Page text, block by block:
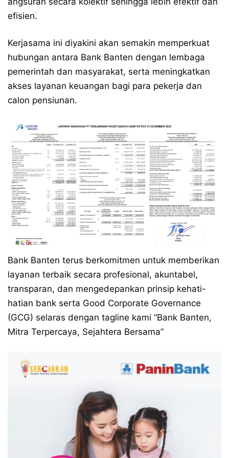
efisien.
Kerjasama ini diyakini akan semakin memperkuat
hubungan antara Bank Banten dengan lembaga
pemerintah dan masyarakat, serta meningkatkan
akses layanan keuangan bagi para pekerja dan
calon pensiunan.
Bank Banten terus berkomitmen untuk memberikan
layanan terbaik secara profesional, akuntabel,
transparan, dan mengedepankan prinsip kehati-
hatian bank serta Good Corporate Governance
(GCG) selaras dengan tagline kami “Bank Banten,
Mitra Terpercaya, Sejahtera Bersama”